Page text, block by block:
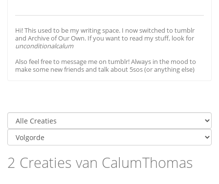
Hi! This used to be my writing space. I now switched to tumblr
and Archive of Our Own. If you want to read my stuff, look for
unconditionalcalum
Also feel free to message me on tumblr! Always in the mood to
make some new friends and talk about 5sos (or anything else)
2 Creaties van CalumThomas